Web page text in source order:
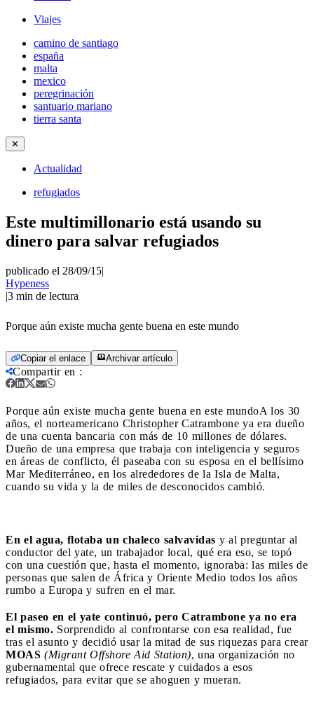
Viajes
camino de santiago
españa
malta
mexico
peregrinación
santuario mariano
tierra santa
✕
Actualidad
refugiados
Este multimillonario está usando su
dinero para salvar refugiados
publicado el 28/09/15|
Hypeness
|3 min de lectura
Porque aún existe mucha gente buena en este mundo
Copiar el enlace Archivar artículo
Compartir en :
Porque aún existe mucha gente buena en este mundoA los 30
años, el norteamericano Christopher Catrambone ya era dueño
de una cuenta bancaria con más de 10 millones de dólares.
Dueño de una empresa que trabaja con inteligencia y seguros
en áreas de conflicto, él paseaba con su esposa en el bellísimo
Mar Mediterráneo, en los alrededores de la Isla de Malta,
cuando su vida y la de miles de desconocidos cambió.
En el agua, flotaba un chaleco salvavidas y al preguntar al
conductor del yate, un trabajador local, qué era eso, se topó
con una cuestión que, hasta el momento, ignoraba: las miles de
personas que salen de África y Oriente Medio todos los años
rumbo a Europa y sufren en el mar.
El paseo en el yate continuó, pero Catrambone ya no era
el mismo. Sorprendido al confrontarse con esa realidad, fue
tras el asunto y decidió usar la mitad de sus riquezas para crear
MOAS (Migrant Offshore Aid Station), una organización no
gubernamental que ofrece rescate y cuidados a esos
refugiados, para evitar que se ahoguen y mueran.